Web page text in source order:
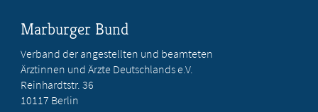
Marburger Bund
Verband der angestellten und beamteten
Ärztinnen und Ärzte Deutschlands e.V.
Reinhardtstr. 36
10117 Berlin